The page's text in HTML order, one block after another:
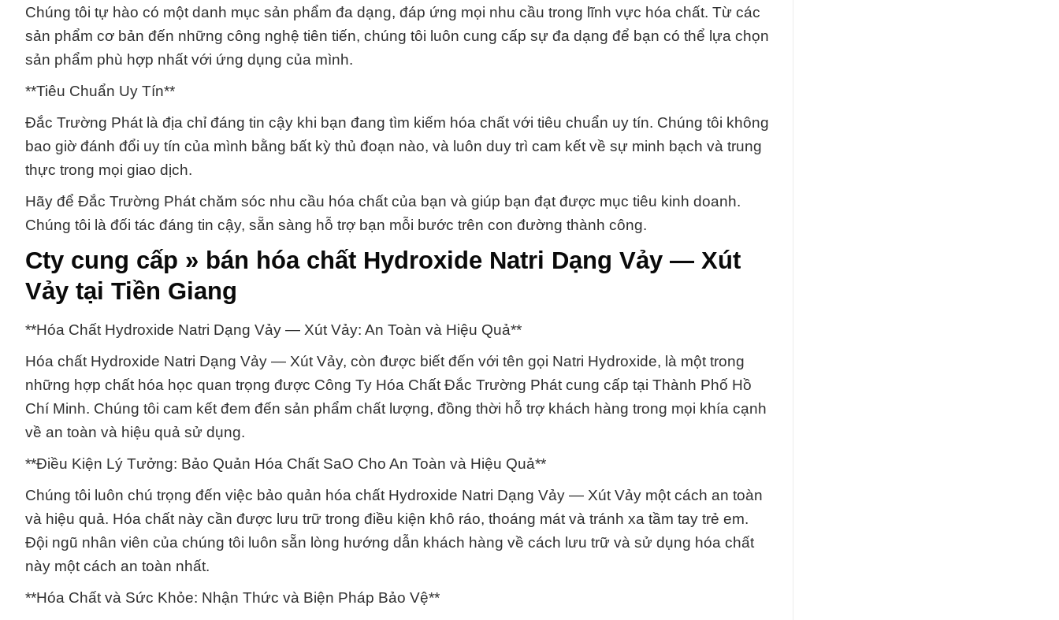
Chúng tôi tự hào có một danh mục sản phẩm đa dạng, đáp ứng mọi nhu cầu trong lĩnh vực hóa chất. Từ các
sản phẩm cơ bản đến những công nghệ tiên tiến, chúng tôi luôn cung cấp sự đa dạng để bạn có thể lựa chọn
sản phẩm phù hợp nhất với ứng dụng của mình.
**Tiêu Chuẩn Uy Tín**
Đắc Trường Phát là địa chỉ đáng tin cậy khi bạn đang tìm kiếm hóa chất với tiêu chuẩn uy tín. Chúng tôi không
bao giờ đánh đổi uy tín của mình bằng bất kỳ thủ đoạn nào, và luôn duy trì cam kết về sự minh bạch và trung
thực trong mọi giao dịch.
Hãy để Đắc Trường Phát chăm sóc nhu cầu hóa chất của bạn và giúp bạn đạt được mục tiêu kinh doanh.
Chúng tôi là đối tác đáng tin cậy, sẵn sàng hỗ trợ bạn mỗi bước trên con đường thành công.
Cty cung cấp » bán hóa chất Hydroxide Natri Dạng Vảy — Xút
Vảy tại Tiền Giang
**Hóa Chất Hydroxide Natri Dạng Vảy — Xút Vảy: An Toàn và Hiệu Quả**
Hóa chất Hydroxide Natri Dạng Vảy — Xút Vảy, còn được biết đến với tên gọi Natri Hydroxide, là một trong
những hợp chất hóa học quan trọng được Công Ty Hóa Chất Đắc Trường Phát cung cấp tại Thành Phố Hồ
Chí Minh. Chúng tôi cam kết đem đến sản phẩm chất lượng, đồng thời hỗ trợ khách hàng trong mọi khía cạnh
về an toàn và hiệu quả sử dụng.
**Điều Kiện Lý Tưởng: Bảo Quản Hóa Chất SaO Cho An Toàn và Hiệu Quả**
Chúng tôi luôn chú trọng đến việc bảo quản hóa chất Hydroxide Natri Dạng Vảy — Xút Vảy một cách an toàn
và hiệu quả. Hóa chất này cần được lưu trữ trong điều kiện khô ráo, thoáng mát và tránh xa tầm tay trẻ em.
Đội ngũ nhân viên của chúng tôi luôn sẵn lòng hướng dẫn khách hàng về cách lưu trữ và sử dụng hóa chất
này một cách an toàn nhất.
**Hóa Chất và Sức Khỏe: Nhận Thức và Biện Pháp Bảo Vệ**